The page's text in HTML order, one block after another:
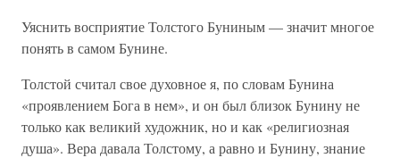
Уяснить восприятие Толстого Буниным — значит многое
понять в самом Бунине.
Толстой считал свое духовное я, по словам Бунина
«проявлением Бога в нем», и он был близок Бунину не
только как великий художник, но и как «религиозная
душа». Вера давала Толстому, а равно и Бунину, знание